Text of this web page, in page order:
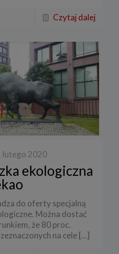
Czytaj dalej
lutego 2020
ekologiczna
do oferty specjalną
Można dostać
że 80 proc.
na cele […]